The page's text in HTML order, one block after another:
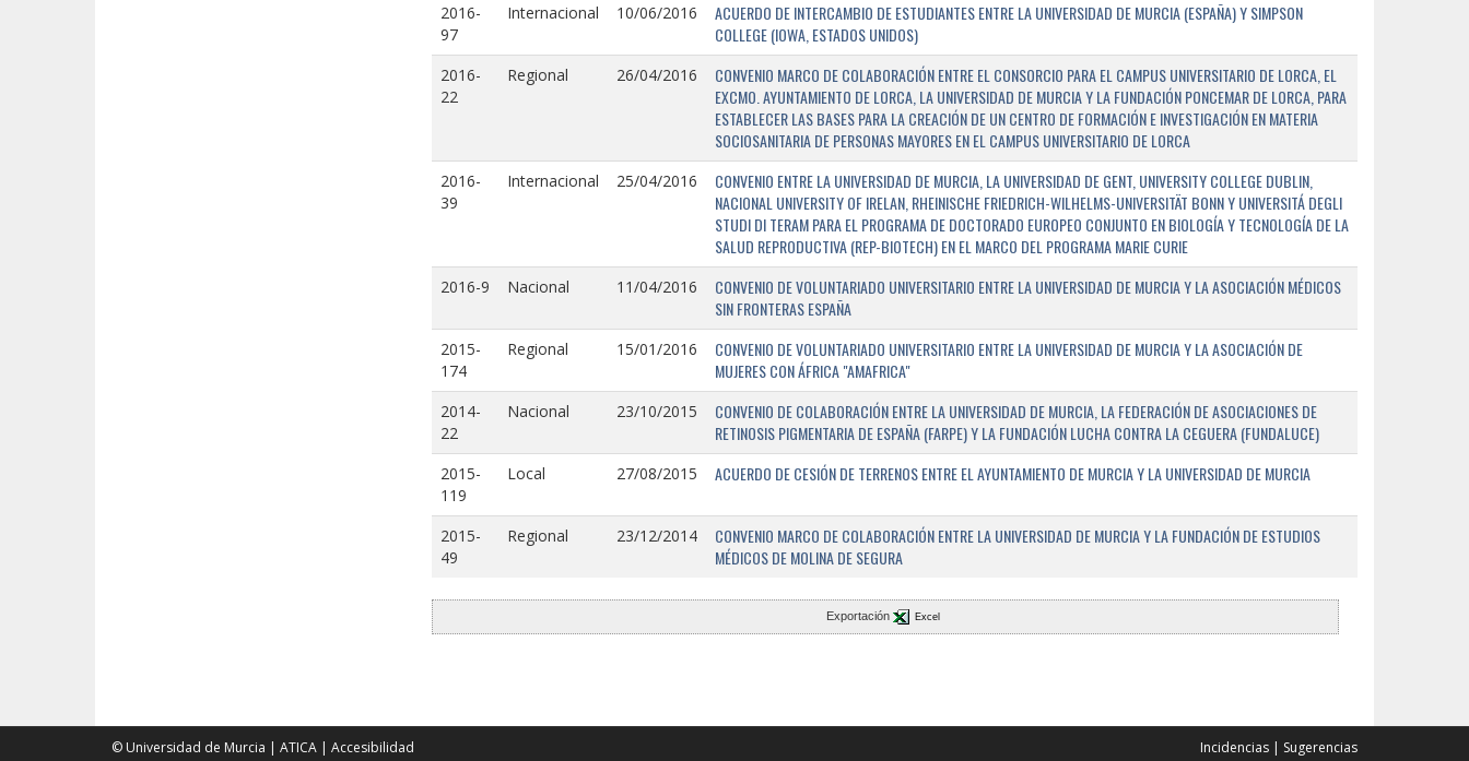
2016-
97
Internacional 10/06/2016
ACUERDO DE INTERCAMBIO DE ESTUDIANTES ENTRE LA UNIVERSIDAD DE MURCIA (ESPAÑA) Y SIMPSON
COLLEGE (IOWA, ESTADOS UNIDOS)
2016-
22
Regional 26/04/2016
CONVENIO MARCO DE COLABORACIÓN ENTRE EL CONSORCIO PARA EL CAMPUS UNIVERSITARIO DE LORCA, EL
EXCMO. AYUNTAMIENTO DE LORCA, LA UNIVERSIDAD DE MURCIA Y LA FUNDACIÓN PONCEMAR DE LORCA, PARA
ESTABLECER LAS BASES PARA LA CREACIÓN DE UN CENTRO DE FORMACIÓN E INVESTIGACIÓN EN MATERIA
SOCIOSANITARIA DE PERSONAS MAYORES EN EL CAMPUS UNIVERSITARIO DE LORCA
2016-
39
Internacional 25/04/2016
CONVENIO ENTRE LA UNIVERSIDAD DE MURCIA, LA UNIVERSIDAD DE GENT, UNIVERSITY COLLEGE DUBLIN,
NACIONAL UNIVERSITY OF IRELAN, RHEINISCHE FRIEDRICH-WILHELMS-UNIVERSITÄT BONN Y UNIVERSITÁ DEGLI
STUDI DI TERAM PARA EL PROGRAMA DE DOCTORADO EUROPEO CONJUNTO EN BIOLOGÍA Y TECNOLOGÍA DE LA
SALUD REPRODUCTIVA (REP-BIOTECH) EN EL MARCO DEL PROGRAMA MARIE CURIE
2016-9 Nacional 11/04/2016
CONVENIO DE VOLUNTARIADO UNIVERSITARIO ENTRE LA UNIVERSIDAD DE MURCIA Y LA ASOCIACIÓN MÉDICOS
SIN FRONTERAS ESPAÑA
2015-
174
Regional 15/01/2016
CONVENIO DE VOLUNTARIADO UNIVERSITARIO ENTRE LA UNIVERSIDAD DE MURCIA Y LA ASOCIACIÓN DE
MUJERES CON ÁFRICA "AMAFRICA"
2014-
22
Nacional 23/10/2015
CONVENIO DE COLABORACIÓN ENTRE LA UNIVERSIDAD DE MURCIA, LA FEDERACIÓN DE ASOCIACIONES DE
RETINOSIS PIGMENTARIA DE ESPAÑA (FARPE) Y LA FUNDACIÓN LUCHA CONTRA LA CEGUERA (FUNDALUCE)
2015-
119
Local 27/08/2015 ACUERDO DE CESIÓN DE TERRENOS ENTRE EL AYUNTAMIENTO DE MURCIA Y LA UNIVERSIDAD DE MURCIA
2015-
49
Regional 23/12/2014
CONVENIO MARCO DE COLABORACIÓN ENTRE LA UNIVERSIDAD DE MURCIA Y LA FUNDACIÓN DE ESTUDIOS
MÉDICOS DE MOLINA DE SEGURA
Exportación Excel
© Universidad de Murcia ATICA Accesibilidad Incidencias Sugerencias